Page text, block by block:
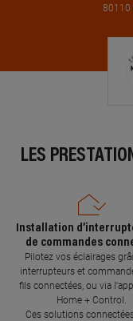
80110
LES
Installation
de commandes
Pilotez vos éclairages
interrupteurs et
fils connectées, ou via
Home + Control.
Ces solutions